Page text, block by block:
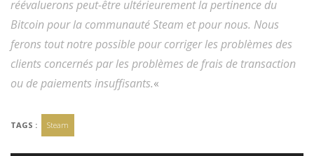
réévaluerons peut-être ultérieurement la pertinence du
Bitcoin pour la communauté Steam et pour nous. Nous
ferons tout notre possible pour corriger les problèmes des
clients concernés par les problèmes de frais de transaction
ou de paiements insuffisants.«
TAGS : Steam